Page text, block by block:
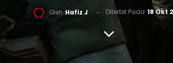
Oleh Hafiz J Diterbit Pada 18 Okt